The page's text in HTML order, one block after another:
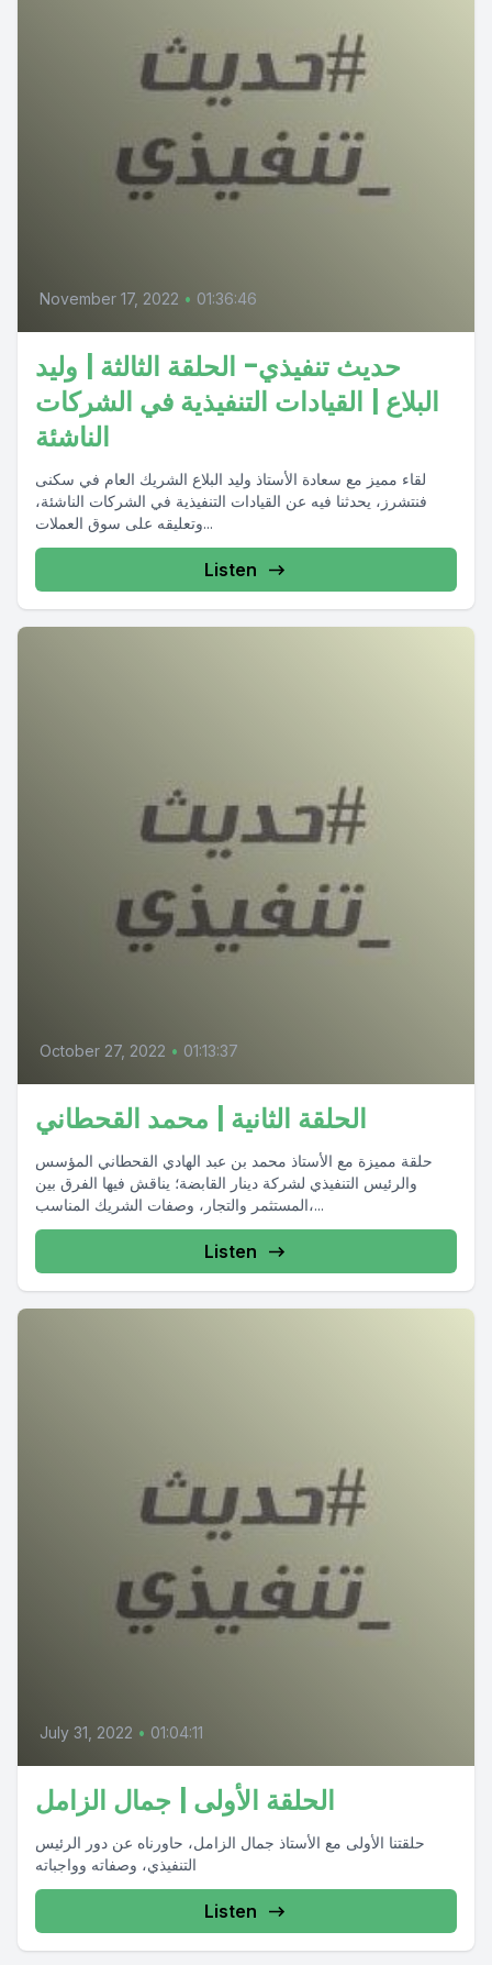
November 17, 2022 • 01:36:46
حديث تنفيذي- الحلقة الثالثة | وليد
البلاع | القيادات التنفيذية في الشركات
الناشئة
لقاء مميز مع سعادة الأستاذ وليد البلاع الشريك العام في سكنى
فنتشرز، يحدثنا فيه عن القيادات التنفيذية في الشركات الناشئة،
وتعليقه على سوق العملات...
Listen
October 27, 2022 • 01:13:37
الحلقة الثانية | محمد القحطاني
حلقة مميزة مع الأستاذ محمد بن عبد الهادي القحطاني المؤسس
والرئيس التنفيذي لشركة دينار القابضة؛ يناقش فيها الفرق بين
المستثمر والتجار، وصفات الشريك المناسب،...
Listen
July 31, 2022 • 01:04:11
الحلقة الأولى | جمال الزامل
حلقتنا الأولى مع الأستاذ جمال الزامل، حاورناه عن دور الرئيس
التنفيذي، وصفاته وواجباته
Listen